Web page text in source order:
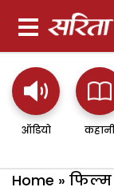
ऑडियो कहानी
Home » फिल्म